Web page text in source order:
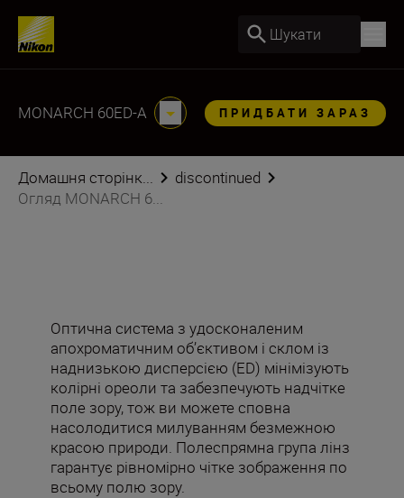
Шукати
MONARCH 60ED-A ПРИДБАТИ ЗАРАЗ
Домашня сторінк...
discontinued
Огляд MONARCH 6...
Оптична система з удосконаленим
апохроматичним об’єктивом і склом із
наднизькою дисперсією (ED) мінімізують
колірні ореоли та забезпечують надчітке
поле зору, тож ви можете сповна
насолодитися милуванням безмежною
красою природи. Полеспрямна група лінз
гарантує рівномірно чітке зображення по
всьому полю зору.